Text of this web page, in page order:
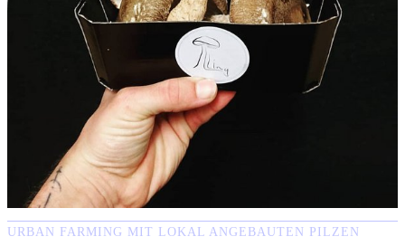
URBAN FARMING MIT LOKAL ANGEBAUTEN PILZEN